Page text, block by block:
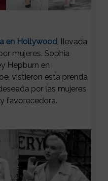
en Hollywood, llevada
mujeres. Sophia
Hepburn en
vistieron esta prenda
por las mujeres
favorecedora.